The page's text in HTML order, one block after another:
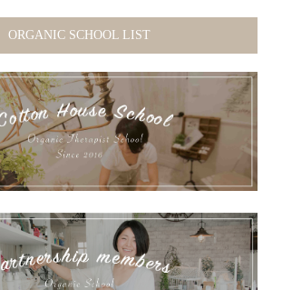
ORGANIC SCHOOL LIST